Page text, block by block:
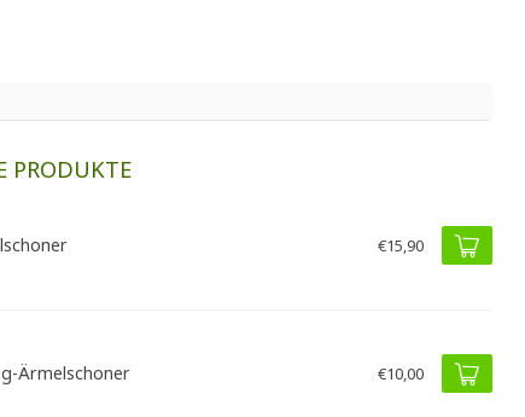
PRODUKTE
€15,90
Ärmelschoner €10,00